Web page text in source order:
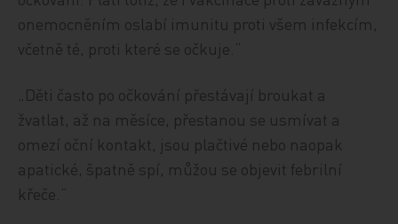
onemocněním oslabí imunitu proti všem infekcím,
včetně té, proti které se očkuje.“
„Děti často po očkování přestávají broukat a
žvatlat, až na měsíce, přestanou se usmívat a
omezí oční kontakt, jsou plačtivé nebo naopak
apatické, špatně spí, můžou se objevit febrilní
křeče.“